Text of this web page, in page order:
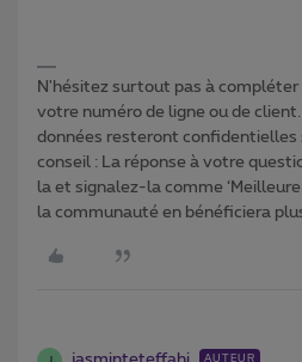
N'hésitez surtout pas à
votre numéro de ligne ou de
données resteront confidentielles
conseil : La réponse à votre
la et signalez-la comme ‘Meilleure
la communauté en bénéficiera
AUTEUR